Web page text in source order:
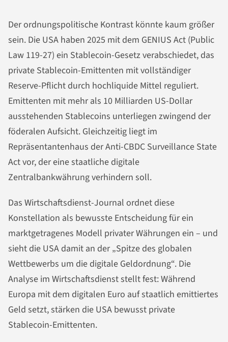
Der ordnungspolitische Kontrast könnte kaum größer
sein. Die USA haben 2025 mit dem GENIUS Act (Public
Law 119-27) ein Stablecoin-Gesetz verabschiedet, das
private Stablecoin-Emittenten mit vollständiger
Reserve-Pflicht durch hochliquide Mittel reguliert.
Emittenten mit mehr als 10 Milliarden US-Dollar
ausstehenden Stablecoins unterliegen zwingend der
föderalen Aufsicht. Gleichzeitig liegt im
Repräsentantenhaus der Anti-CBDC Surveillance State
Act vor, der eine staatliche digitale
Zentralbankwährung verhindern soll.
Das Wirtschaftsdienst-Journal ordnet diese
Konstellation als bewusste Entscheidung für ein
marktgetragenes Modell privater Währungen ein – und
sieht die USA damit an der „Spitze des globalen
Wettbewerbs um die digitale Geldordnung“. Die
Analyse im Wirtschaftsdienst stellt fest: Während
Europa mit dem digitalen Euro auf staatlich emittiertes
Geld setzt, stärken die USA bewusst private
Stablecoin-Emittenten.